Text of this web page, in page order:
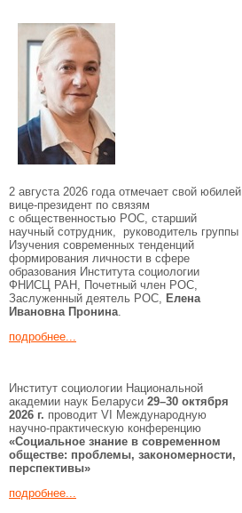
2 августа 2026 года отмечает свой юбилей
вице-президент по связям
с общественностью РОС, старший
научный сотрудник, руководитель группы
Изучения современных тенденций
формирования личности в сфере
образования Института социологии
ФНИСЦ РАН, Почетный член РОС,
Заслуженный деятель РОС, Елена
Ивановна Пронина.
подробнее...
Институт социологии Национальной
академии наук Беларуси 29–30 октября
2026 г. проводит VI Международную
научно-практическую конференцию
«Социальное знание в современном
обществе: проблемы, закономерности,
перспективы»
подробнее...